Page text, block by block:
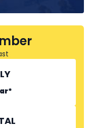
*